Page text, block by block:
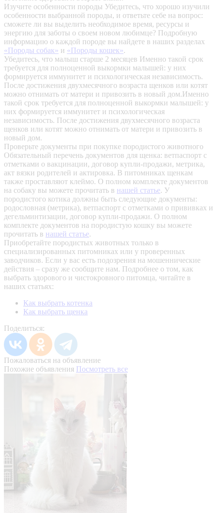
Изучите особенности породы Убедитесь, что хорошо изучили
особенности выбранной породы, и ответьте себе на вопрос:
сможете ли вы выделить необходимое время, ресурсы и
энергию для заботы о своем новом любимце? Подробную
информацию о каждой породе вы найдете в наших разделах
«Породы собак» и «Породы кошек».
Убедитесь, что малыш старше 2 месяцев Именно такой срок
требуется для полноценной выкормки малышей: у них
формируется иммунитет и психологическая независимость.
После достижения двухмесячного возраста щенков или котят
можно отнимать от матери и привозить в новый дом.Именно
такой срок требуется для полноценной выкормки малышей: у
них формируется иммунитет и психологическая
независимость. После достижения двухмесячного возраста
щенков или котят можно отнимать от матери и привозить в
новый дом.
Проверьте документы при покупке породистого животного
Обязательный перечень документов для щенка: ветпаспорт с
отметками о вакцинации, договор купли-продажи, метрика,
акт вязки родителей и актировка. В питомниках щенкам
также проставляют клеймо. О полном комплекте документов
на собаку вы можете прочитать в нашей статье. У
породистого котика должны быть следующие документы:
родословная (метрика), ветпаспорт с отметками о прививках и
дегельминтизации, договор купли-продажи. О полном
комплекте документов на породистую кошку вы можете
прочитать в нашей статье.
Приобретайте породистых животных только в
специализированных питомниках или у проверенных
заводчиков. Если у вас есть подозрения на мошеннические
действия – сразу же сообщите нам. Подробнее о том, как
выбрать здорового и чистокровного питомца, читайте в
наших статьях:
Как выбрать котенка
Как выбрать щенка
Поделиться:
Пожаловаться на объявление
Похожие объявления Посмотреть все